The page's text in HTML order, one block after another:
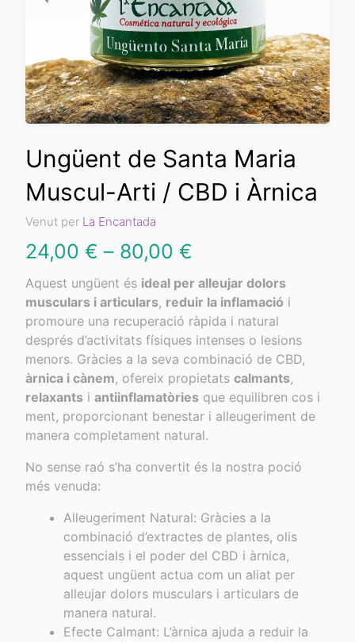
Ungüent de Santa Maria
Muscul-Arti / CBD i Àrnica
Venut per La Encantada
24,00 € – 80,00 €
de
preus:
24,00 €
a
80,00 €
Aquest ungüent és ideal per alleujar dolors
musculars i articulars, reduir la inflamació i
promoure una recuperació ràpida i natural
després d’activitats físiques intenses o lesions
menors. Gràcies a la seva combinació de CBD,
àrnica i cànem, ofereix propietats calmants,
relaxants i antiinflamatòries que equilibren cos i
ment, proporcionant benestar i alleugeriment de
manera completament natural.
No sense raó s’ha convertit és la nostra poció
més venuda:
Alleugeriment Natural: Gràcies a la
combinació d’extractes de plantes, olis
essencials i el poder del CBD i àrnica,
aquest ungüent actua com un aliat per
alleujar dolors musculars i articulars de
manera natural.
Efecte Calmant: L’àrnica ajuda a reduir la